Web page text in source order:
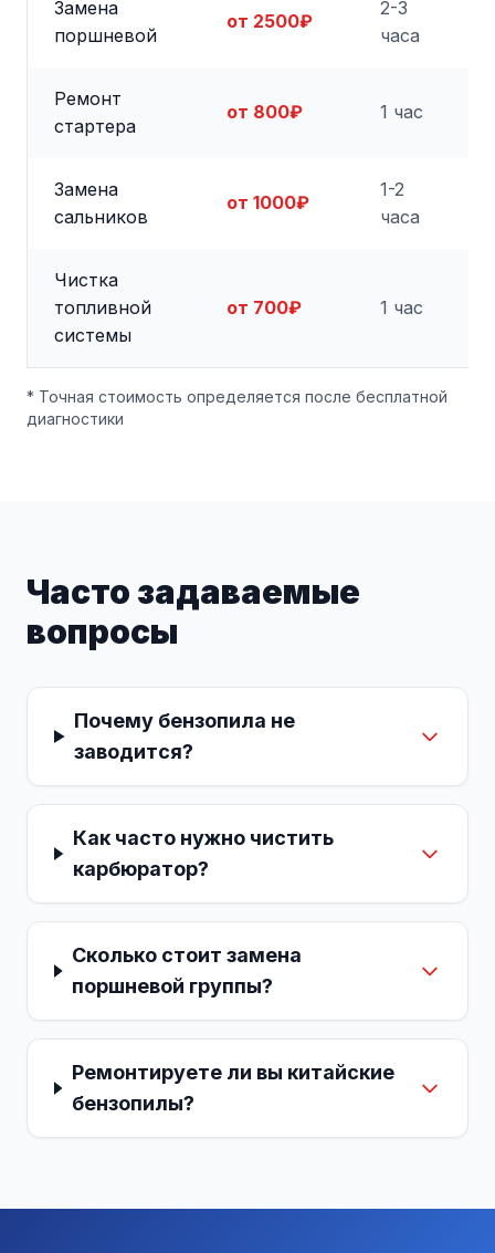
Замена
поршневой
от 2500₽
2-3
часа
Ремонт
стартера
от 800₽ 1 час
Замена
сальников
от 1000₽
1-2
часа
Чистка
топливной
системы
от 700₽ 1 час
* Точная стоимость определяется после бесплатной
диагностики
Часто задаваемые
вопросы
Почему бензопила не
заводится?
Как часто нужно чистить
карбюратор?
Сколько стоит замена
поршневой группы?
Ремонтируете ли вы китайские
бензопилы?